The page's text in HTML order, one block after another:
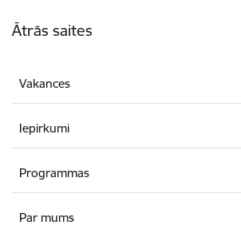
Ātrās saites
Vakances
Iepirkumi
Programmas
Par mums